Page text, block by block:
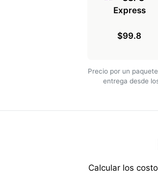
$99.8
Precio por un
entrega desde
Calcular los